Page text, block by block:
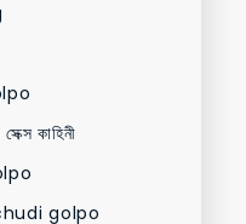
কাহিনী
golpo